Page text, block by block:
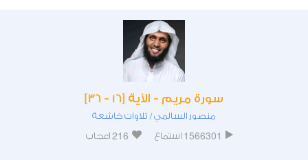
سورة مريم - الآية [16 - 36]
منصور السالمي/ تلاوات خاشعة
1566301 استماع 216 اعجاب